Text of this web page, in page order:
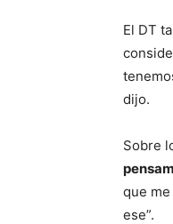
El DT
dijo.
Sobre
que
ese”.